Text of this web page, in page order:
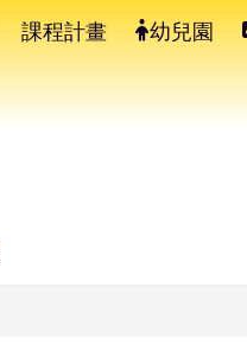
課程計畫 幼兒園